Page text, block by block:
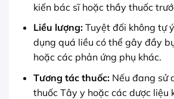
kiến bác sĩ hoặc thầy thuốc
Liều lượng:Tuyệt đối không tự
dụng quá liều có thể gây đầy
hoặc các phản ứng phụ khác.
Tương tác thuốc:Nếu đang sử
thuốc Tây y hoặc các dược liệu